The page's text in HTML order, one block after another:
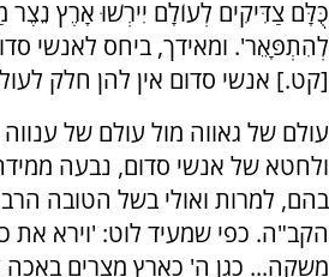
כֻּלָּם צַדִּיקִים לְעוֹלָם יִירְשׁוּ אָרֶץ
לְהִתְפָּאֵר'. ומאידך, ביחס לאנשי
[קט.] אנשי סדום אין להן חלק
עולם של גאווה מול עולם של
ולחטא של אנשי סדום, נבעה
בהם, למרות ואולי בשל הטובה
הקב"ה. כפי שמעיד לוט: 'וירא את
משקה... כגן ה' כארץ מצרים באכה